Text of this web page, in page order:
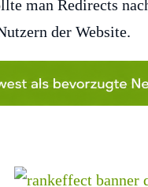
man Redirects
der Website.